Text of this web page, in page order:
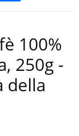
100%
250g -
della